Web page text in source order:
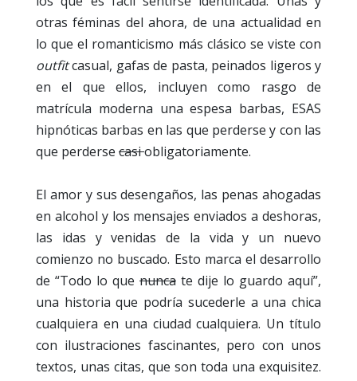
otras féminas del ahora, de una actualidad en
lo que el romanticismo más clásico se viste con
outfitcasual, gafas de pasta, peinados ligeros y
en el que ellos, incluyen como rasgo de
matrícula moderna una espesa barbas, ESAS
hipnóticas barbas en las que perderse y con las
que perderse casiobligatoriamente.
El amor y sus desengaños, las penas ahogadas
en alcohol y los mensajes enviados a deshoras,
las idas y venidas de la vida y un nuevo
comienzo no buscado. Esto marca el desarrollo
de “Todo lo que nunca te dije lo guardo aquí”,
una historia que podría sucederle a una chica
cualquiera en una ciudad cualquiera. Un título
con ilustraciones fascinantes, pero con unos
textos, unas citas, que son toda una exquisitez.